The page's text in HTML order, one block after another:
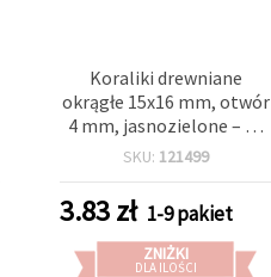
Koraliki drewniane
okrągłe 15x16 mm, otwór
4 mm, jasnozielone – 20
szt.
SKU: 121499
3.83zł 1-9 pakiet
ZNIŻKI
DLA ILOŚCI